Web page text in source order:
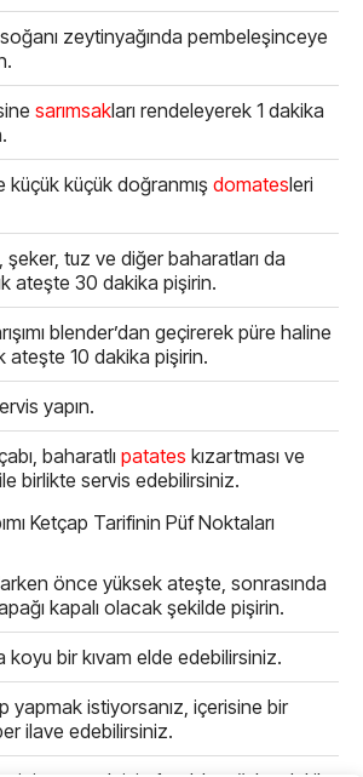
soğanı zeytinyağında pembeleşinceye
sarımsakları rendeleyerek 1 dakika
küçük küçük doğranmış domatesleri
şeker, tuz ve diğer baharatları da
ateşte 30 dakika pişirin.
blender’dan geçirerek püre haline
ateşte 10 dakika pişirin.
yapın.
baharatlı patates kızartması ve
birlikte servis edebilirsiniz.
Ketçap Tarifinin Püf Noktaları
önce yüksek ateşte, sonrasında
kapalı olacak şekilde pişirin.
bir kıvam elde edebilirsiniz.
yapmak istiyorsanız, içerisine bir
ilave edebilirsiniz.